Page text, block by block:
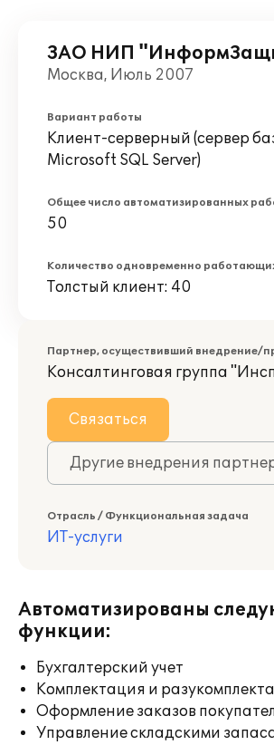
ЗАО НИП
Москва, Июль 2007
Вариант работы
Клиент-серверный (сервер
Microsoft SQL Server)
Общее число автоматизированных
50
Количество одновременно
Толстый клиент: 40
Партнер, осуществивший внедрение/
Консалтинговая группа
Связаться
Другие внедрения
Отрасль / Функциональная задача
ИТ-услуги
Автоматизированы
функции:
Бухгалтерский учет
Комплектация и
Оформление заказов
Управление складскими